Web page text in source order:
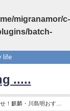
migranamor/c-
batch-
life
.....
！麒麟・川島明おすす